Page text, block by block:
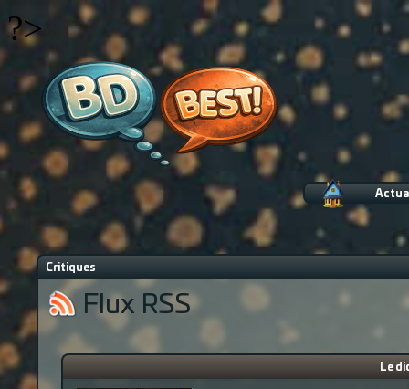
?>
Critiques
Flux RSS
Le